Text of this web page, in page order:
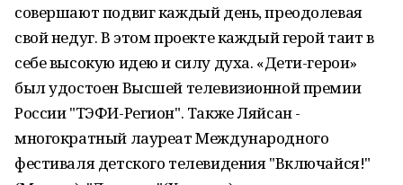
совершают подвиг каждый день, преодолевая
свой недуг. В этом проекте каждый герой таит в
себе высокую идею и силу духа. «Дети-герои»
был удостоен Высшей телевизионной премии
России "ТЭФИ-Регион". Также Ляйсан -
многократный лауреат Международного
фестиваля детского телевидения "Включайся!"